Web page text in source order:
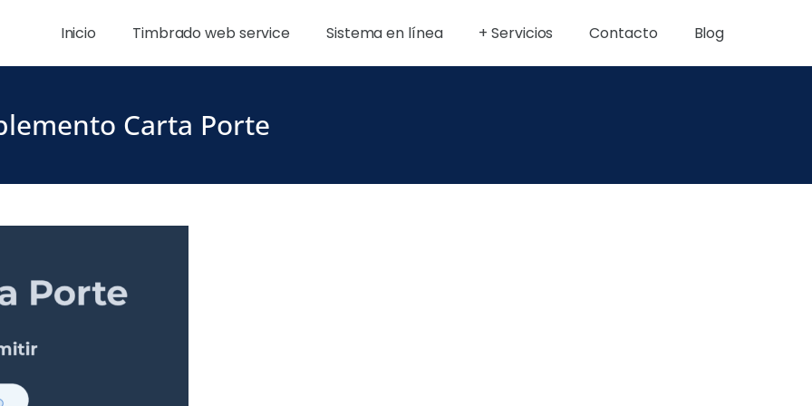
Inicio Timbrado web service Sistema en línea + Servicios Contacto Blog
Carta Porte